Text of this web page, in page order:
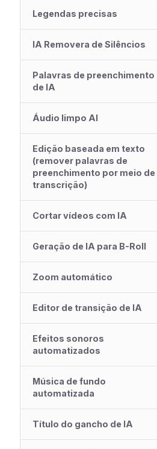
Legendas precisas
IA Removera de Silêncios
Palavras de preenchimento
de IA
Áudio limpo AI
Edição baseada em texto
(remover palavras de
preenchimento por meio de
transcrição)
Cortar vídeos com IA
Geração de IA para B-Roll
Zoom automático
Editor de transição de IA
Efeitos sonoros
automatizados
Música de fundo
automatizada
Título do gancho de IA